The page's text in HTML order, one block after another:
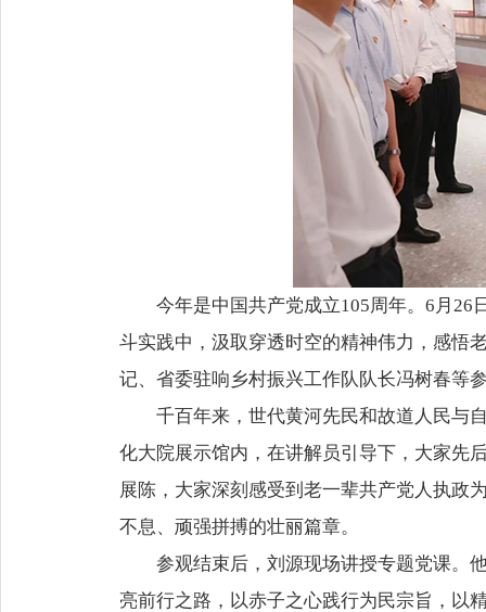
今年是中国共产党成立105周年。6月
斗实践中，汲取穿透时空的精神伟力，感悟
记、省委驻响乡村振兴工作队队长冯树春等
千百年来，世代黄河先民和故道人民与
化大院展示馆内，在讲解员引导下，大家先
展陈，大家深刻感受到老一辈共产党人执政
不息、顽强拼搏的壮丽篇章。
参观结束后，刘源现场讲授专题党课。
亮前行之路，以赤子之心践行为民宗旨，以